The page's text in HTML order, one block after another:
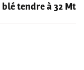
tendre à 32 Mt